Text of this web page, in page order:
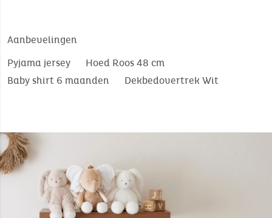
Aanbevelingen
Pyjama jersey
Hoed Roos 48 cm
Baby shirt 6 maanden
Dekbedovertrek Wit